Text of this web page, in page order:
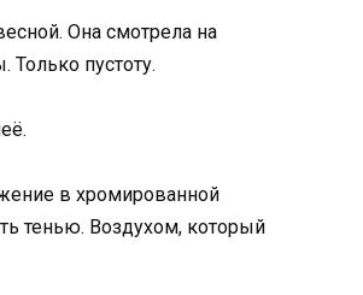
Она смотрела на
пустоту.
в хромированной
тенью. Воздухом, который